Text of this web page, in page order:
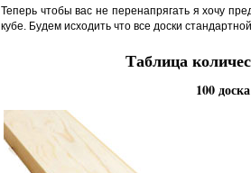
Теперь чтобы вас не перенапрягать я хочу
кубе. Будем исходить что все доски
Таблица
100